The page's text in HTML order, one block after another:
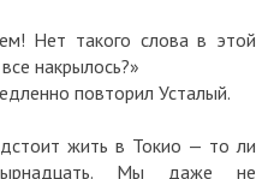
Нет такого слова в этой
накрылось?»
повторил Усталый.
жить в Токио — то ли
Мы даже не